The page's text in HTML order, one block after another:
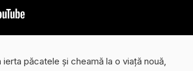
păcatele și cheamă la o viață nouă,